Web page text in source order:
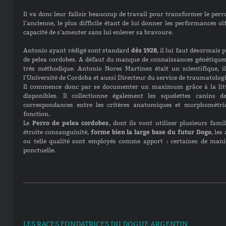
Il va donc leur falloir beaucoup de travail pour transformer le perro
l’ancienne, le plus difficile étant de lui donner les performances
capacité de s’ameuter sans lui enlever sa bravoure.
Antonio ayant rédigé sont standard dès 1928, il lui faut désormais
de pelea cordobes. A défaut du manque de connaissances
très méthodique. Antonio Nores Martinez était un scientifique,
l’Université de Cordoba et aussi Directeur du service de
Il commence donc par se documenter un maximum grâce à la
disponibles. Il collectionne également les squelettes canins
correspondances entre les critères anatomiques et
fonction.
Le Perro de pelea cordobes, dont ils vont utiliser plusieurs
étroite consanguinité, forme bien la large base du futur Dogo, les
ou telle qualité sont employés comme apport : certaines de
ponctuelle.
LES RACES FONDATRICES DU DOGUE ARGENTIN